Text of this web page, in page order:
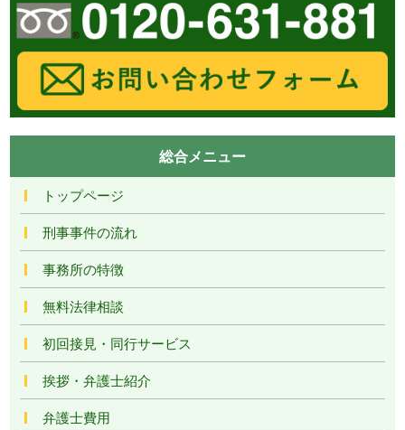
総合メニュー
トップページ
刑事事件の流れ
事務所の特徴
無料法律相談
初回接見・同行サービス
挨拶・弁護士紹介
弁護士費用